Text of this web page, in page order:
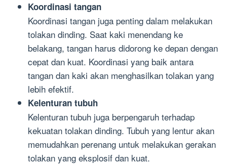
Koordinasi tangan
Koordinasi tangan juga penting dalam melakukan
tolakan dinding. Saat kaki menendang ke
belakang, tangan harus didorong ke depan dengan
cepat dan kuat. Koordinasi yang baik antara
tangan dan kaki akan menghasilkan tolakan yang
lebih efektif.
Kelenturan tubuh
Kelenturan tubuh juga berpengaruh terhadap
kekuatan tolakan dinding. Tubuh yang lentur akan
memudahkan perenang untuk melakukan gerakan
tolakan yang eksplosif dan kuat.